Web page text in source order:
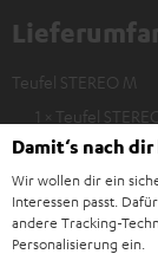
Teufel STEREO M
1 × Teufel
1 × Teufel
1 × 5,0 m
1 × Netzkabel
Damit‘s nach
Wir wollen dir ein
Interessen passt.
andere Tracking-
Personalisierung ein.